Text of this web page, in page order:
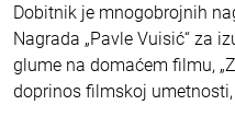
Dobitnik je mnogobrojnih
Nagrada „Pavle Vuisić“ za
glume na domaćem filmu,
doprinos filmskoj umetnosti,